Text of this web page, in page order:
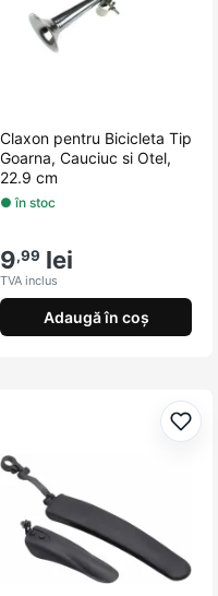
Claxon pentru Bicicleta Tip
Goarna, Cauciuc si Otel,
22.9 cm
● în stoc
9,99 lei
TVA inclus
Adaugă în coș
favorite